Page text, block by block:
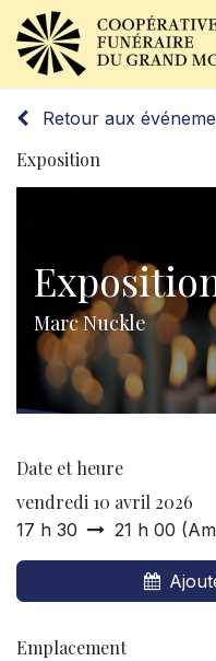
Retour aux
Exposition
Marc Nuckle
Date et heure
vendredi 10 avril 2026
17 h 30 21 h 00 (
Emplacement